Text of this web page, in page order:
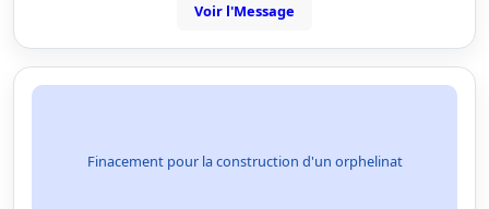
Voir l'Message
Finacement pour la construction d'un orphelinat